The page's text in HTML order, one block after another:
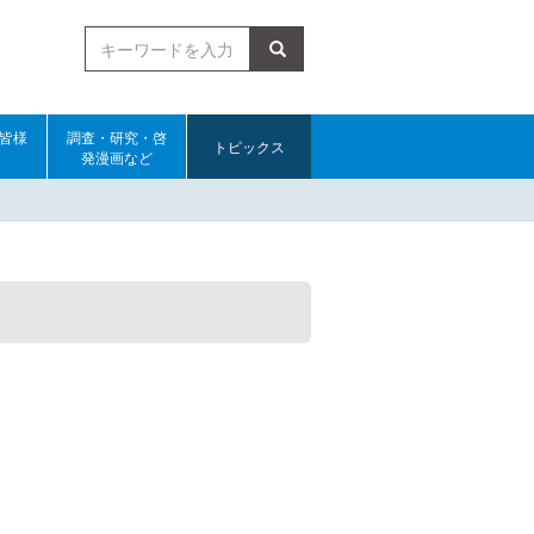
検索
様
調査・研究・啓
発漫画など
トピックス